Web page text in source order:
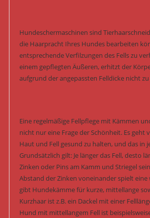
Hundeschermaschinen sind
die Haarpracht Ihres Hundes bearbeiten
entsprechende Verfilzungen des Fells zu
einem gepflegten Äußeren, erhitzt der
aufgrund der angepassten Felldicke nicht
Eine regelmäßige Fellpflege mit Kämmen
nicht nur eine Frage der Schönheit. Es geht
Haut und Fell gesund zu halten, und das in
Grundsätzlich gilt: Je länger das Fell, desto
Zinken oder Pins am Kamm und Striegel
Abstand der Zinken voneinander spielt eine
gibt Hundekämme für kurze, mittellange
Kurzhaar ist z.B. ein Dackel mit einer
Hund mit mittellangem Fell ist